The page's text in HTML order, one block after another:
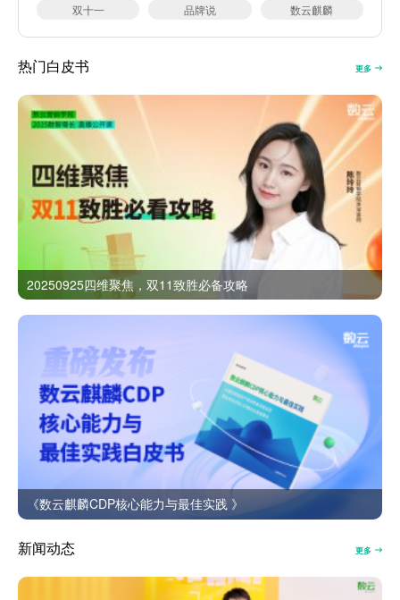
双十一
品牌说 数云麒麟
热门白皮书 更多
20250925四维聚焦，双11致胜必备攻略
《数云麒麟CDP核心能力与最佳实践 》
新闻动态 更多